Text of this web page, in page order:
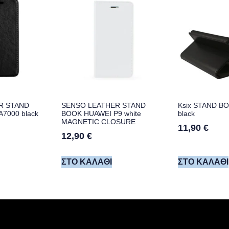
STAND
black
SENSO LEATHER STAND
BOOK HUAWEI P9 white
MAGNETIC CLOSURE
12,90 €
ΣΤΟ ΚΑΛΆΘΙ
Ksix STAND
black
11,90 €
ΣΤΟ ΚΑΛΆΘΙ